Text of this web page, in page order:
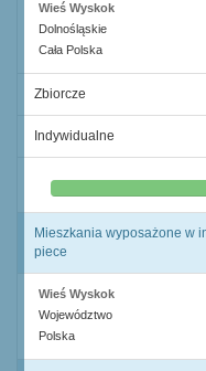
Wieś Wyskok
Dolnośląskie
Cała Polska
Zbiorcze
Indywidualne
0,0%
Mieszkania wyposażone w
piece
Wieś Wyskok
Województwo
Polska